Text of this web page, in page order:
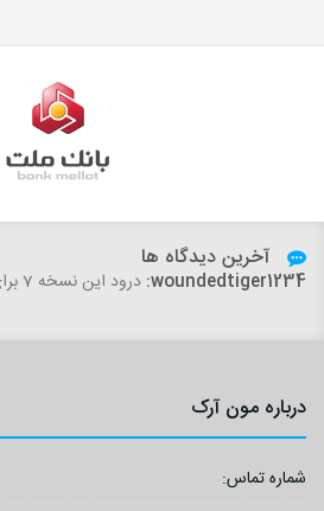
آخرین دیدگاه ها
woundedtiger1234: درود این نسخه 7 برای مکس 2025 هم جوابه؟...
درباره مون آرک
شماره تماس: